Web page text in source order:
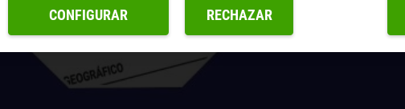
RECHAZAR
CONFIGURAR